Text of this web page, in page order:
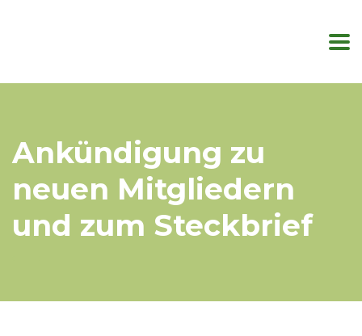
Ankündigung zu
neuen Mitgliedern
und zum Steckbrief